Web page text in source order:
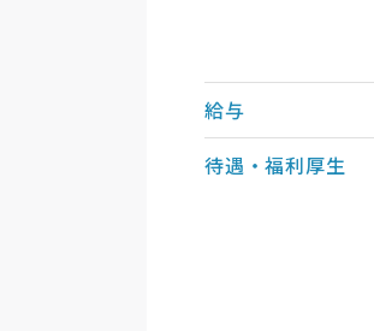
給与
待遇・福利厚生